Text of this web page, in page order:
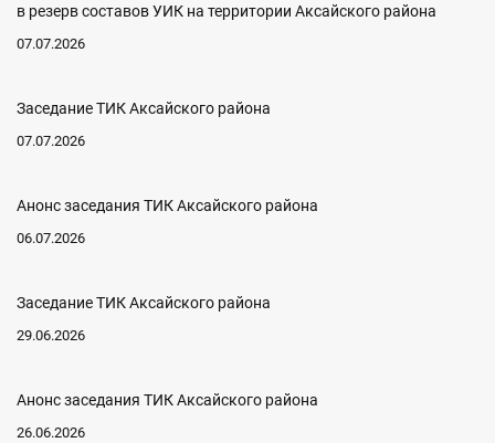
в резерв составов УИК на территории Аксайского района
07.07.2026
Заседание ТИК Аксайского района
07.07.2026
Анонс заседания ТИК Аксайского района
06.07.2026
Заседание ТИК Аксайского района
29.06.2026
Анонс заседания ТИК Аксайского района
26.06.2026